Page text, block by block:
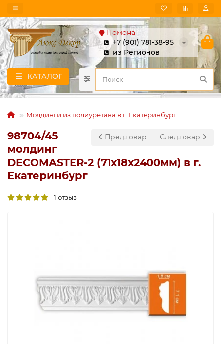
Помона
+7 (901) 781-38-95
из Регионов
КАТАЛОГ
Молдинги из полиуретана в г. Екатеринбург
Пред.товар След.товар
98704/45
молдинг
DECOMASTER-2 (71х18х2400мм) в г.
Екатеринбург
1 отзыв